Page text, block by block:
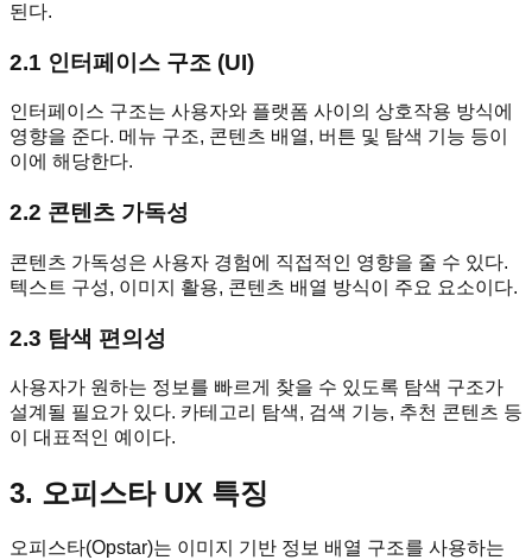
된다.
2.1 인터페이스 구조 (UI)
인터페이스 구조는 사용자와 플랫폼 사이의 상호작용 방식에
영향을 준다. 메뉴 구조, 콘텐츠 배열, 버튼 및 탐색 기능 등이
이에 해당한다.
2.2 콘텐츠 가독성
콘텐츠 가독성은 사용자 경험에 직접적인 영향을 줄 수 있다.
텍스트 구성, 이미지 활용, 콘텐츠 배열 방식이 주요 요소이다.
2.3 탐색 편의성
사용자가 원하는 정보를 빠르게 찾을 수 있도록 탐색 구조가
설계될 필요가 있다. 카테고리 탐색, 검색 기능, 추천 콘텐츠 등
이 대표적인 예이다.
3. 오피스타 UX 특징
오피스타(Opstar)는 이미지 기반 정보 배열 구조를 사용하는